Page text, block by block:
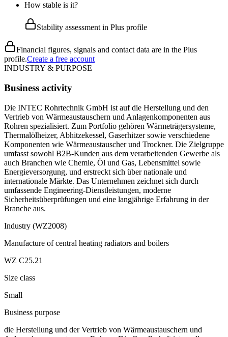
How stable is it?
Stability assessment in Plus profile
Financial figures, signals and contact data are in the Plus
profile.Create a free account
INDUSTRY & PURPOSE
Business activity
Die INTEC Rohrtechnik GmbH ist auf die Herstellung und den
Vertrieb von Wärmeaustauschern und Anlagenkomponenten aus
Rohren spezialisiert. Zum Portfolio gehören Wärmeträgersysteme,
Thermalöl­heizer, Abhitzekessel, Gaserhitzer sowie verschiedene
Komponenten wie Wärmeaustauscher und Trockner. Die Zielgruppe
umfasst sowohl B2B-Kunden aus dem verarbeitenden Gewerbe als
auch Branchen wie Chemie, Öl und Gas, Lebensmittel sowie
Energieversorgung, und erstreckt sich über nationale und
internationale Märkte. Das Unternehmen zeichnet sich durch
umfassende Engineering-Dienstleistungen, moderne
Sicherheitsüberprüfungen und eine langjährige Erfahrung in der
Branche aus.
Industry (WZ2008)
Manufacture of central heating radiators and boilers
WZ C25.21
Size class
Small
Business purpose
die Herstellung und der Vertrieb von Wärmeaustauschern und